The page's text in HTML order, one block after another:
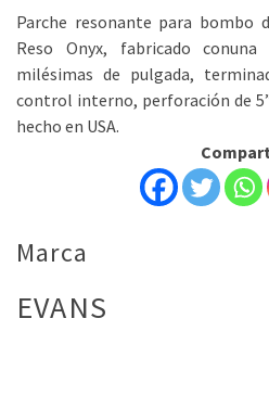
Parche resonante para bombo
Reso Onyx, fabricado
milésimas de pulgada,
control interno, perforación de
hecho en USA.
Marca
EVANS